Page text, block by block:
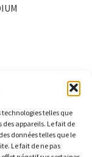
technologies telles que
appareils. Le fait de
données telles que le
Le fait de ne pas
€.